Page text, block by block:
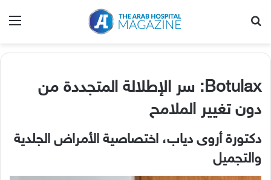
Botulax: سر الإطلالة المتجددة من
دون تغيير الملامح
دكتورة أروى دياب، اختصاصية الأمراض الجلدية
والتجميل